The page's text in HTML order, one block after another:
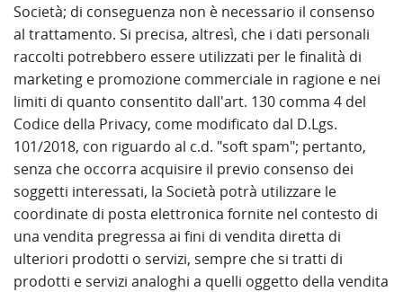
Società; di conseguenza non è necessario il consenso
al trattamento. Si precisa, altresì, che i dati personali
raccolti potrebbero essere utilizzati per le finalità di
marketing e promozione commerciale in ragione e nei
limiti di quanto consentito dall'art. 130 comma 4 del
Codice della Privacy, come modificato dal D.Lgs.
101/2018, con riguardo al c.d. "soft spam"; pertanto,
senza che occorra acquisire il previo consenso dei
soggetti interessati, la Società potrà utilizzare le
coordinate di posta elettronica fornite nel contesto di
una vendita pregressa ai fini di vendita diretta di
ulteriori prodotti o servizi, sempre che si tratti di
prodotti e servizi analoghi a quelli oggetto della vendita